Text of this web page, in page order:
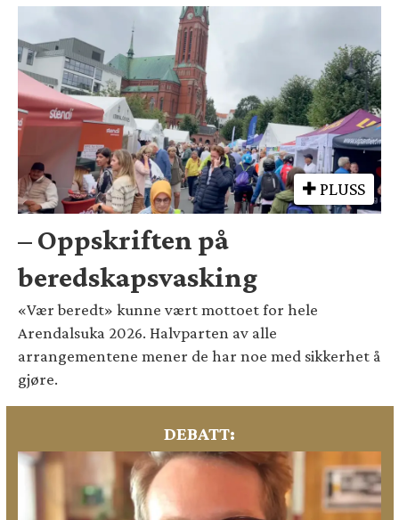
PLUSS
– Oppskriften på
beredskapsvasking
«Vær beredt» kunne vært mottoet for hele
Arendalsuka 2026. Halvparten av alle
arrangementene mener de har noe med sikkerhet å
gjøre.
DEBATT: